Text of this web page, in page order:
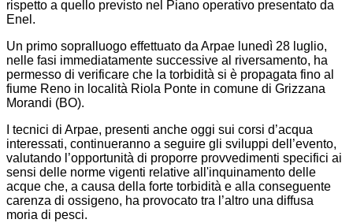
rispetto a quello previsto nel Piano operativo presentato da
Enel.
Un primo sopralluogo effettuato da Arpae lunedì 28 luglio,
nelle fasi immediatamente successive al riversamento, ha
permesso di verificare che la torbidità si è propagata fino al
fiume Reno in località Riola Ponte in comune di Grizzana
Morandi (BO).
I tecnici di Arpae, presenti anche oggi sui corsi d’acqua
interessati, continueranno a seguire gli sviluppi dell’evento,
valutando l’opportunità di proporre provvedimenti specifici ai
sensi delle norme vigenti relative all'inquinamento delle
acque che, a causa della forte torbidità e alla conseguente
carenza di ossigeno, ha provocato tra l’altro una diffusa
moria di pesci.